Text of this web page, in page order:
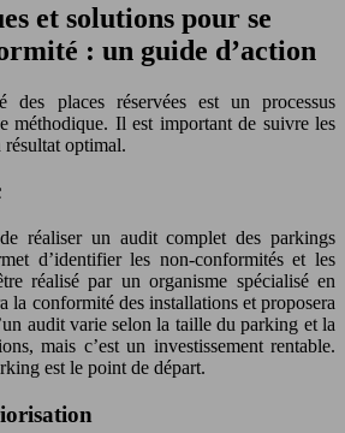
et solutions pour se
: un guide d’action
des places réservées est un processus
méthodique. Il est important de suivre les
résultat optimal.
réaliser un audit complet des parkings
d’identifier les non-conformités et les
réalisé par un organisme spécialisé en
la conformité des installations et proposera
audit varie selon la taille du parking et la
mais c’est un investissement rentable.
est le point de départ.